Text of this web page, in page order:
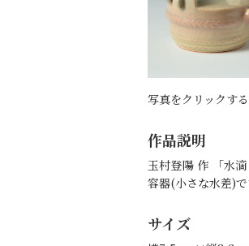
写真をクリックす
作品説明
玉村登陽 作 「水
容器(小さな水差)で
サイズ